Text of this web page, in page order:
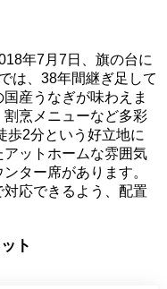
年7月7日、旗の台に
は、38年間継ぎ足して
産うなぎが味わえま
烹メニューなど多彩
歩2分という好立地に
ットホームな雰囲気
ター席があります。
応できるよう、配置
ト